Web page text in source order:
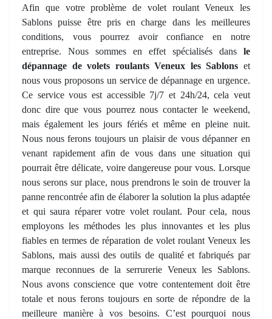
Afin que votre problème de volet roulant Veneux les
Sablons puisse être pris en charge dans les meilleures
conditions, vous pourrez avoir confiance en notre
entreprise. Nous sommes en effet spécialisés dans le
dépannage de volets roulants Veneux les Sablons et
nous vous proposons un service de dépannage en urgence.
Ce service vous est accessible 7j/7 et 24h/24, cela veut
donc dire que vous pourrez nous contacter le weekend,
mais également les jours fériés et même en pleine nuit.
Nous nous ferons toujours un plaisir de vous dépanner en
venant rapidement afin de vous dans une situation qui
pourrait être délicate, voire dangereuse pour vous. Lorsque
nous serons sur place, nous prendrons le soin de trouver la
panne rencontrée afin de élaborer la solution la plus adaptée
et qui saura réparer votre volet roulant. Pour cela, nous
employons les méthodes les plus innovantes et les plus
fiables en termes de réparation de volet roulant Veneux les
Sablons, mais aussi des outils de qualité et fabriqués par
marque reconnues de la serrurerie Veneux les Sablons.
Nous avons conscience que votre contentement doit être
totale et nous ferons toujours en sorte de répondre de la
meilleure manière à vos besoins. C’est pourquoi nous